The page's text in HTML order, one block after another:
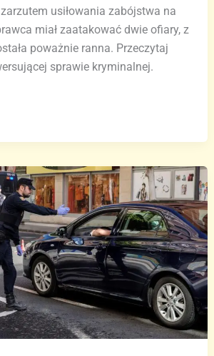
usiłowania zabójstwa na
miał zaatakować dwie ofiary, z
poważnie ranna. Przeczytaj
sprawie kryminalnej.